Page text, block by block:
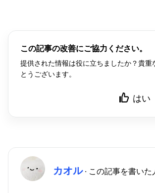
この記事の改善にご協力ください。
提供された情報は役に立ちましたか？貴重
とうございます。
はい
カオル· この記事を書いた